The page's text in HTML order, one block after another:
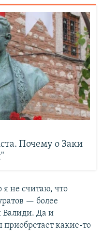
Почему о Заки
я не считаю, что
— более
Валиди. Да и
какие-то